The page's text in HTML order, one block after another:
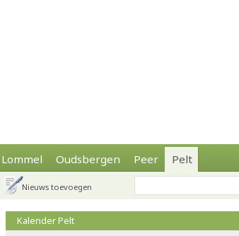
Lommel Oudsbergen Peer Pelt
Nieuws toevoegen
Kalender Pelt